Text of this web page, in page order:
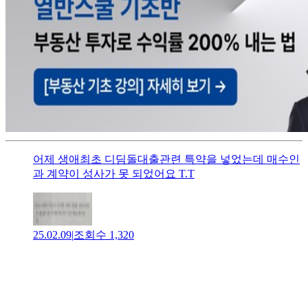
어제 생애최초 디딤돌대출관련 특약을 넣었는데 매수인
과 계약이 성사가 못 되었어요 T.T
25.02.09|조회수 1,320